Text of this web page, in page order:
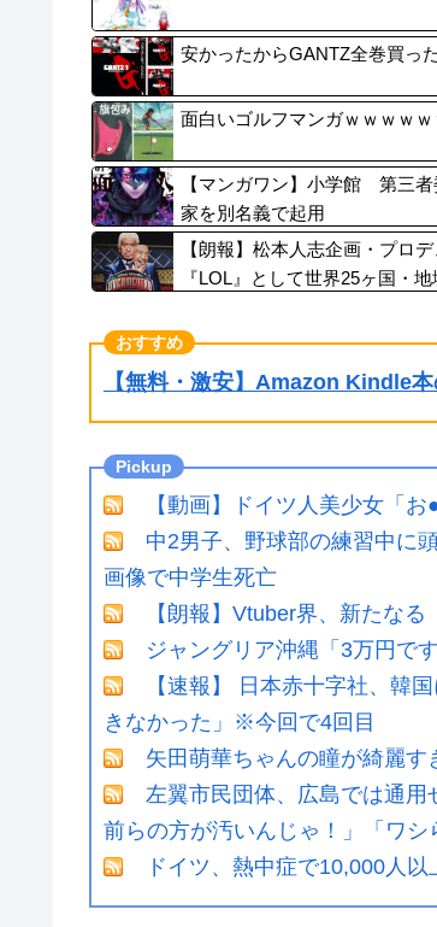
安かったからGANTZ全巻買っ
面白いゴルフマンガｗｗｗｗ
【マンガワン】小学館 第三
家を別名義で起用
【朗報】松本人志企画・プロ
『LOL』として世界25ヶ国・
【無料・激安】Amazon Kindle
【動画】ドイツ人美少女「
中2男子、野球部の練習中に
画像で中学生死亡
【朗報】Vtuber界、新たな
ジャングリア沖縄「3万円で
【速報】 日本赤十字社、韓
きなかった」※今回で4回目
矢田萌華ちゃんの瞳が綺麗す
左翼市民団体、広島では通
前らの方が汚いんじゃ！」「ワシ
ドイツ、熱中症で10,000人